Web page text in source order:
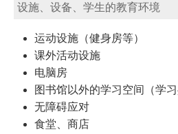
设施、设备、学生的教育环境
运动设施（健身房等）
课外活动设施
电脑房
图书馆以外的学习空间（学习
无障碍应对
食堂、商店